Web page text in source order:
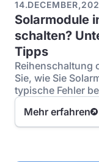
14.DECEMBER,
Solarmodule
schalten?
Tipps
Reihenschaltung
Sie, wie Sie
typische Fehler
Mehr erfahren